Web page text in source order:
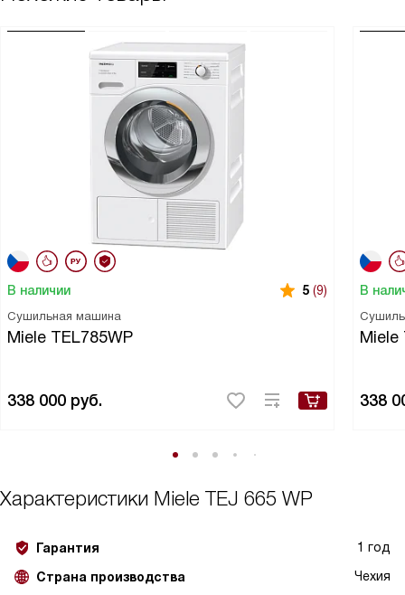
В наличии 5 (9)
Сушильная машина
Miele TEL785WP
338 000 руб.
В
Miele
338
Характеристики Miele TEJ 665 WP
Гарантия 1 год
Страна производства Чехия